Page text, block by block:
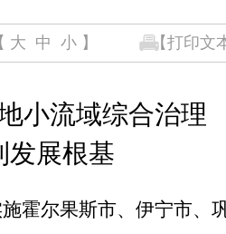
大 中 小 】 【打印文
小流域综合治理
发展根基
霍尔果斯市、伊宁市、